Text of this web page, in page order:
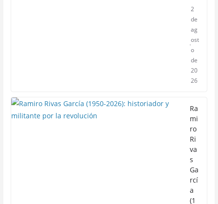
2
de
ag
ost
o
de
20
26
Ra
mi
ro
Ri
va
s
Ga
rcí
a
(1